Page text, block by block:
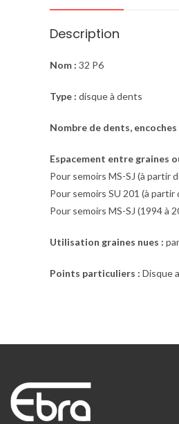
Description
Nom : 32 P6
Type : disque à dents
Nombre de dents,
Espacement entre graines
Pour semoirs MS-SJ (à partir
Pour semoirs SU 201 (à partir
Pour semoirs MS-SJ (1994 à
Utilisation graines nues :
Points particuliers : Disque